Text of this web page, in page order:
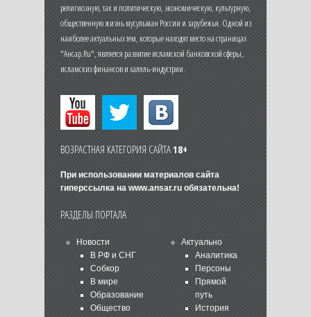
религиозную, так и политическую, экономическую, культурную,
общественную жизнь мусульман России и зарубежья. Одной из
наиболее актуальных тем, которые находят место на страницах
"Ансар.Ru", является развитие исламской банковской сферы,
исламских финансов и халяль-индустрии.
ВОЗРАСТНАЯ КАТЕГОРИЯ САЙТА18+
При использовании материалов сайта
гиперссылка на www.ansar.ruобязательна!
РАЗДЕЛЫ ПОРТАЛА
Новости
В РФ и СНГ
Собкор
В мире
Образование
Общество
Актуально
Аналитика
Персоны
Прямой
путь
История